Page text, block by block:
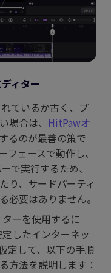
ィター
ているか古く、プ
場合は、 HitPawオ
るのが最善の策で
ェースで動作し、
で実行するため、
り、サードパーティ
必要はありません。
ーを使用するに
したインターネッ
定して、以下の手順
方法を説明します：